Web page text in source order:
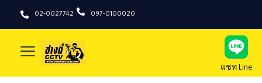
02-0027742 097-0100020
แชท Line